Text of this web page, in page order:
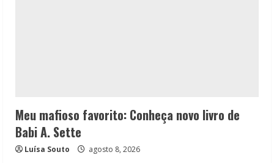
Meu mafioso favorito: Conheça novo livro de
Babi A. Sette
Luísa Souto agosto 8, 2026